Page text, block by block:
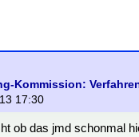
Kommission:
17:30
ob das jmd schonmal